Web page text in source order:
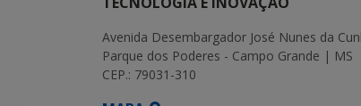
Avenida Desembargador José Nunes da
Parque dos Poderes - Campo Grande | MS
CEP.: 79031-310